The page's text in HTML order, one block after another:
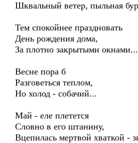
Шквальный ветер, пыльная
Тем спокойнее праздновать
День рождения дома,
За плотно закрытыми окнами...
Весне пора б
Разговеться теплом,
Но холод - собачий...
Май - еле плетется
Словно в его штанину,
Вцепилась мертвой хваткой -